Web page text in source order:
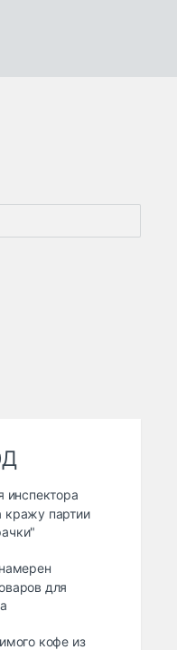
инспектора
кражу партии
для
кофе из